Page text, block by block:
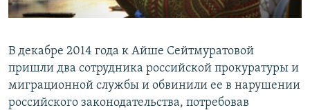
В декабре 2014 года к Айше Сейтмуратовой
пришли два сотрудника российской прокуратуры и
миграционной службы и обвинили ее в нарушении
российского законодательства, потребовав